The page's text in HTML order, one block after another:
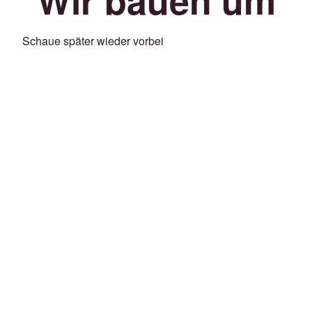
Schaue später wieder vorbei